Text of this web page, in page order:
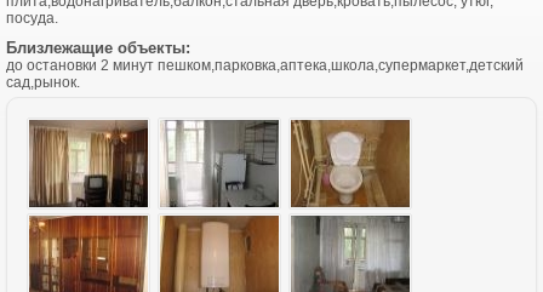
посуда.
Близлежащие объекты:
до остановки 2 минут пешком,парковка,аптека,школа,супермаркет,детский
сад,рынок.